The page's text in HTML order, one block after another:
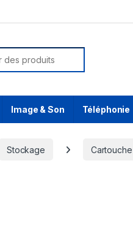
Image & Son Téléphonie
Stockage